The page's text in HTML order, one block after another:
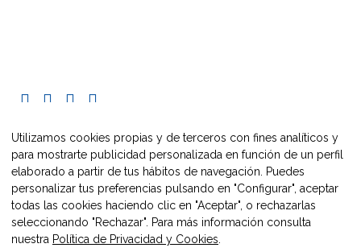
Utilizamos cookies propias y de terceros con fines analíticos y
para mostrarte publicidad personalizada en función de un perfil
elaborado a partir de tus hábitos de navegación. Puedes
personalizar tus preferencias pulsando en "Configurar", aceptar
todas las cookies haciendo clic en "Aceptar", o rechazarlas
seleccionando "Rechazar". Para más información consulta
nuestra Política de Privacidad y Cookies